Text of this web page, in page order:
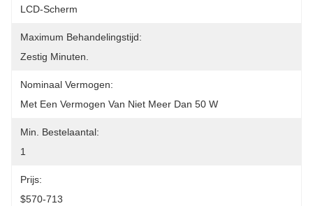
LCD-Scherm
Maximum Behandelingstijd:
Zestig Minuten.
Nominaal Vermogen:
Met Een Vermogen Van Niet Meer Dan 50 W
Min. Bestelaantal:
1
Prijs:
$570-713